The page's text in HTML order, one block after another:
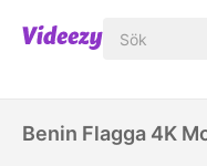
Benin Flagga 4K